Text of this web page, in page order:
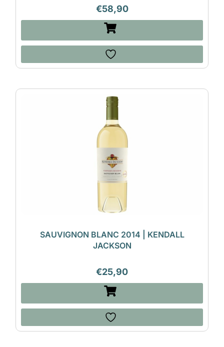
€58,90
SAUVIGNON BLANC 2014 | KENDALL
JACKSON
€25,90